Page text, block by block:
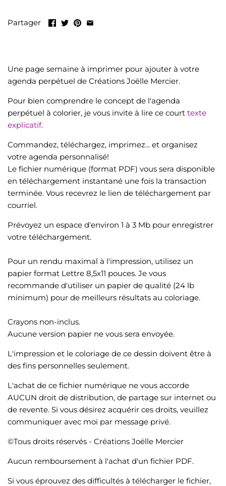
Partager
Une page semaine à imprimer pour ajouter à votre
agenda perpétuel de Créations Joëlle Mercier.
Pour bien comprendre le concept de l'agenda
perpétuel à colorier, je vous invite à lire ce court texte
explicatif.
Commandez, téléchargez, imprimez... et organisez
votre agenda personnalisé!
Le fichier numérique (format PDF) vous sera disponible
en téléchargement instantané une fois la transaction
terminée. Vous recevrez le lien de téléchargement par
courriel.
Prévoyez un espace d'environ 1 à 3 Mb pour enregistrer
votre téléchargement.
Pour un rendu maximal à l'impression, utilisez un
papier format Lettre 8,5x11 pouces. Je vous
recommande d'utiliser un papier de qualité (24 lb
minimum) pour de meilleurs résultats au coloriage.
Crayons non-inclus.
Aucune version papier ne vous sera envoyée.
L'impression et le coloriage de ce dessin doivent être à
des fins personnelles seulement.
L'achat de ce fichier numérique ne vous accorde
AUCUN droit de distribution, de partage sur internet ou
de revente. Si vous désirez acquérir ces droits, veuillez
communiquer avec moi par message privé.
©Tous droits réservés - Créations Joëlle Mercier
Aucun remboursement à l'achat d'un fichier PDF.
Si vous éprouvez des difficultés à télécharger le fichier,